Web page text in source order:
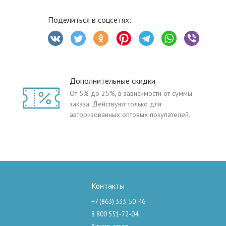
Поделиться в соцсетях:
Дополнительные скидки
От 5% до 25%, в зависимости от суммы
заказа. Действуют только для
авторизованных оптовых покупателей.
Контакты
+7 (863) 333-50-46
8 800 551-72-04